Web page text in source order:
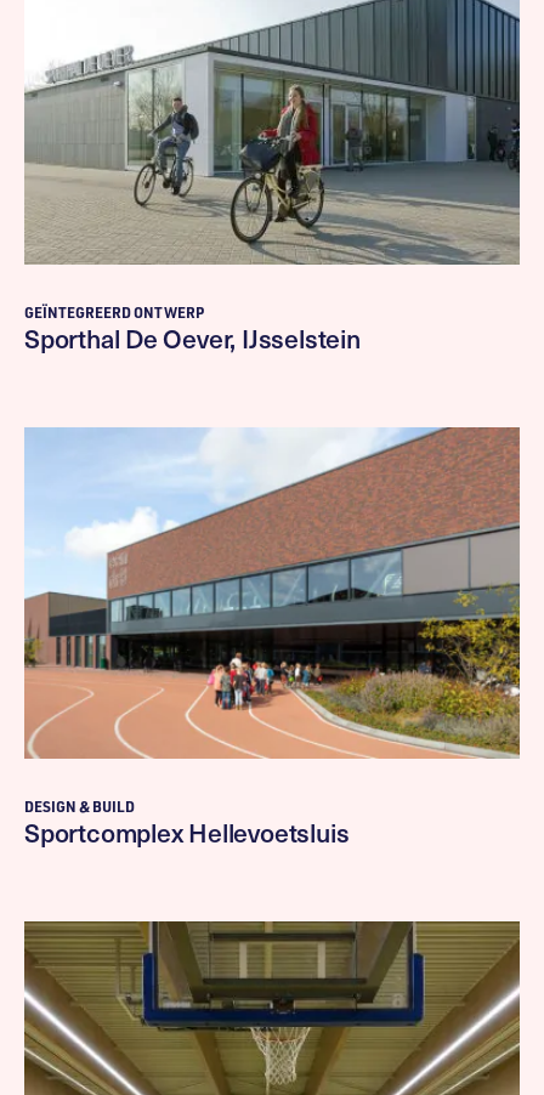
GEÏNTEGREERD ONTWERP
Sporthal De Oever, IJsselstein
DESIGN & BUILD
Sportcomplex Hellevoetsluis